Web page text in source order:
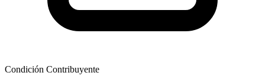
Condición Contribuyente